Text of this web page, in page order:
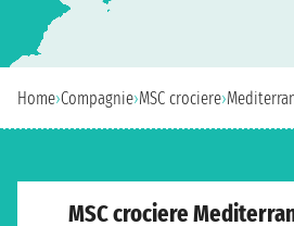
Home›Compagnie›MSC crociere›
MSC crociere